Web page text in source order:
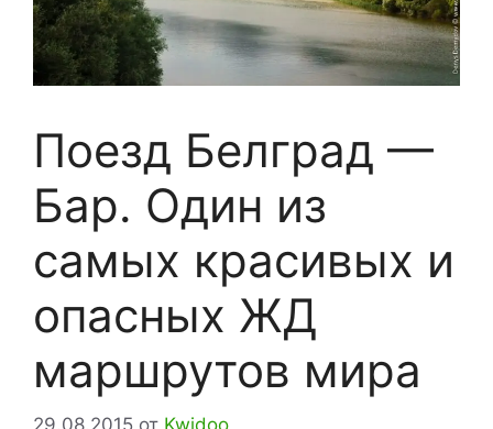
Поезд Белград —
Бар. Один из
самых красивых и
опасных ЖД
маршрутов мира
29.08.2015 от Kwidoo